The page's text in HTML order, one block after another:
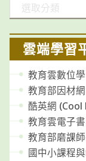
類
雲端學習
教育雲數位
教育部因材網
酷英網 (Cool
教育雲電子書
教育部磨課
國中小課程